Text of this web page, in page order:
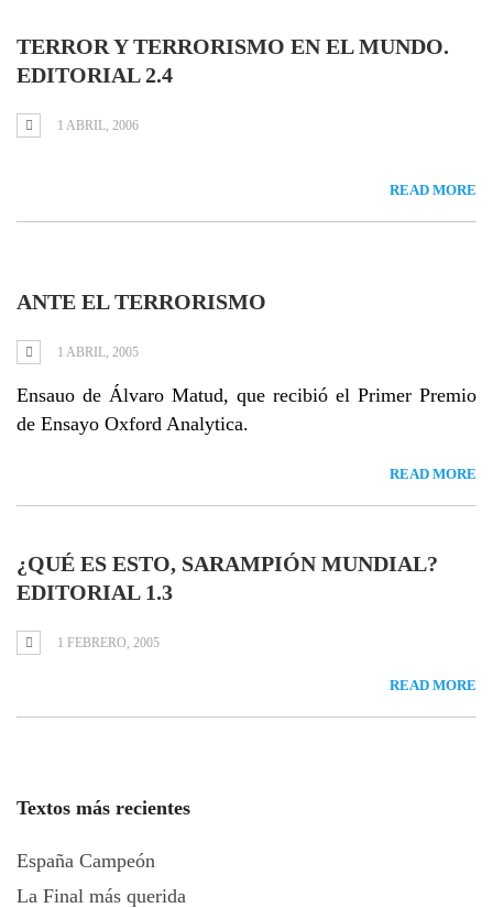
TERROR Y TERRORISMO EN EL MUNDO.
EDITORIAL 2.4
1 ABRIL, 2006
READ MORE
ANTE EL TERRORISMO
1 ABRIL, 2005
Ensauo de Álvaro Matud, que recibió el Primer Premio
de Ensayo Oxford Analytica.
READ MORE
¿QUÉ ES ESTO, SARAMPIÓN MUNDIAL?
EDITORIAL 1.3
1 FEBRERO, 2005
READ MORE
Textos más recientes
España Campeón
La Final más querida